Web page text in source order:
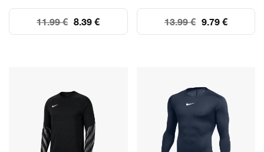
8.39 €
11.99 € 9.79 €
13.99 €